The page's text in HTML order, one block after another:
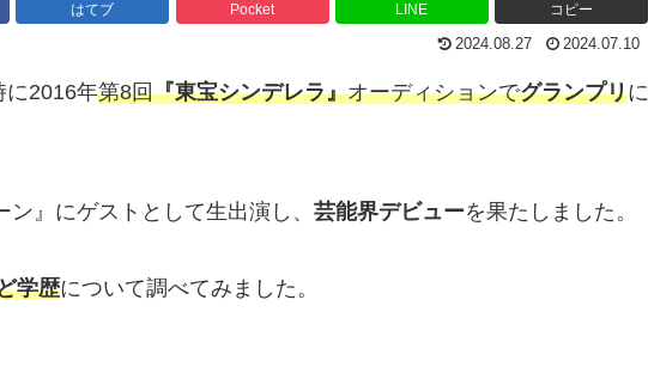
はてブ Pocket LINE コピー
2024.08.27 2024.07.10
に2016年第8回『東宝シンデレラ』オーディションでグランプリに
』にゲストとして生出演し、 芸能界デビューを果たしました。
学歴について調べてみました。